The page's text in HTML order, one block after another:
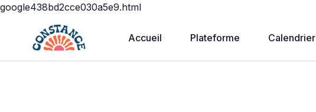
google438bd2cce030a5e9.html
Accueil Plateforme Calendrier